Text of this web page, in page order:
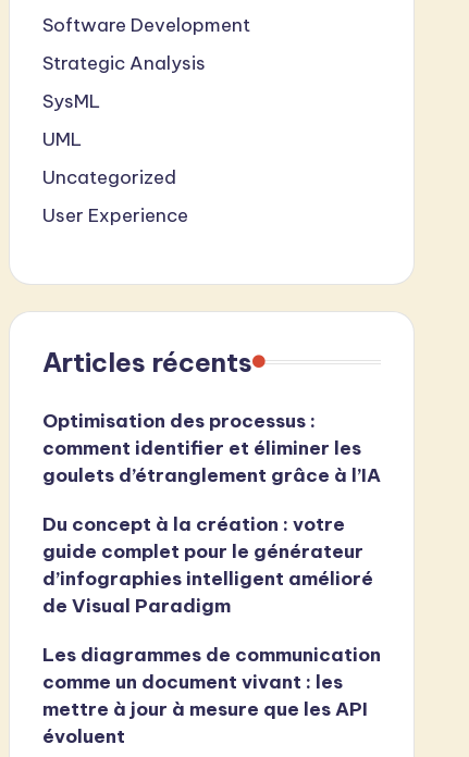
Software Development
Strategic Analysis
SysML
UML
Uncategorized
User Experience
Articles récents
Optimisation des processus :
comment identifier et éliminer les
goulets d’étranglement grâce à l’IA
Du concept à la création : votre
guide complet pour le générateur
d’infographies intelligent amélioré
de Visual Paradigm
Les diagrammes de communication
comme un document vivant : les
mettre à jour à mesure que les API
évoluent